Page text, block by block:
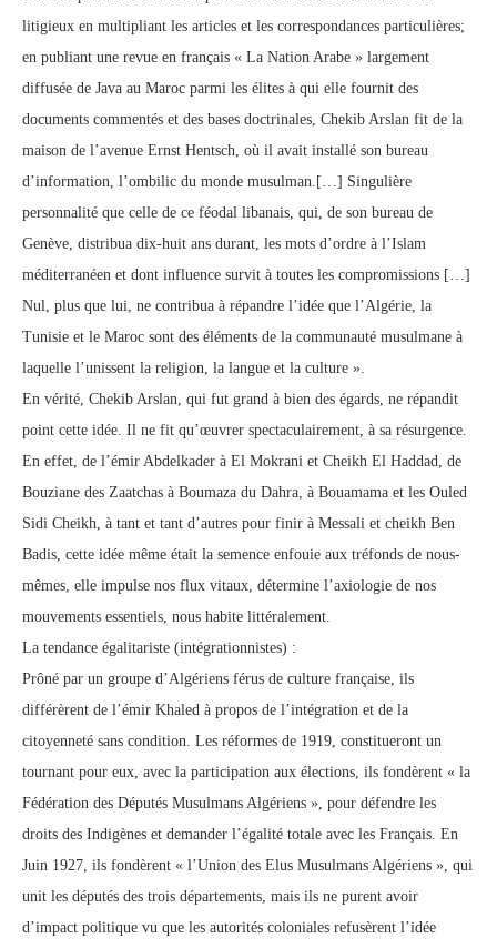
litigieux en multipliant les articles et les correspondances particulières;
en publiant une revue en français « La Nation Arabe » largement
diffusée de Java au Maroc parmi les élites à qui elle fournit des
documents commentés et des bases doctrinales, Chekib Arslan fit de la
maison de l’avenue Ernst Hentsch, où il avait installé son bureau
d’information, l’ombilic du monde musulman.[…] Singulière
personnalité que celle de ce féodal libanais, qui, de son bureau de
Genève, distribua dix-huit ans durant, les mots d’ordre à l’Islam
méditerranéen et dont influence survit à toutes les compromissions […]
Nul, plus que lui, ne contribua à répandre l’idée que l’Algérie, la
Tunisie et le Maroc sont des éléments de la communauté musulmane à
laquelle l’unissent la religion, la langue et la culture ».
En vérité, Chekib Arslan, qui fut grand à bien des égards, ne répandit
point cette idée. Il ne fit qu’œuvrer spectaculairement, à sa résurgence.
En effet, de l’émir Abdelkader à El Mokrani et Cheikh El Haddad, de
Bouziane des Zaatchas à Boumaza du Dahra, à Bouamama et les Ouled
Sidi Cheikh, à tant et tant d’autres pour finir à Messali et cheikh Ben
Badis, cette idée même était la semence enfouie aux tréfonds de nous-
mêmes, elle impulse nos flux vitaux, détermine l’axiologie de nos
mouvements essentiels, nous habite littéralement.
La tendance égalitariste (intégrationnistes) :
Prôné par un groupe d’Algériens férus de culture française, ils
différèrent de l’émir Khaled à propos de l’intégration et de la
citoyenneté sans condition. Les réformes de 1919, constitueront un
tournant pour eux, avec la participation aux élections, ils fondèrent « la
Fédération des Députés Musulmans Algériens », pour défendre les
droits des Indigènes et demander l’égalité totale avec les Français. En
Juin 1927, ils fondèrent « l’Union des Elus Musulmans Algériens », qui
unit les députés des trois départements, mais ils ne purent avoir
d’impact politique vu que les autorités coloniales refusèrent l’idée